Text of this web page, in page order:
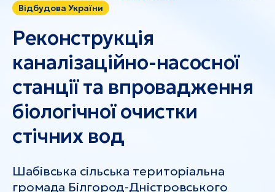
Відбудова України
Реконструкція
каналізаційно-насосної
станції та впровадження
біологічної очистки
стічних вод
Шабівська сільська територіальна
громада Білгород-Дністровського